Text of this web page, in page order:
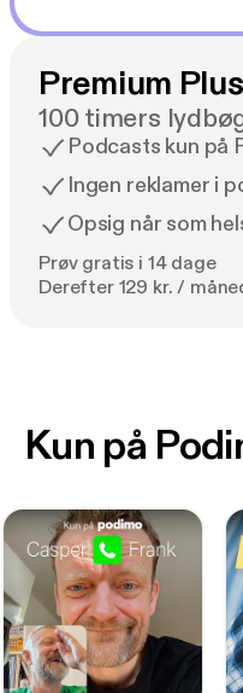
Premium Plus
100 timers
Podcasts kun på
Ingen reklamer i
Opsig når som
Prøv gratis i 14 dage
Derefter 129 kr. /
Kun på